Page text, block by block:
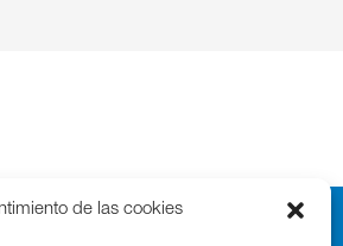
de las cookies